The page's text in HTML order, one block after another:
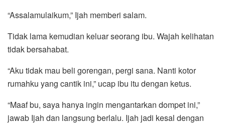
“Assalamulaikum,” Ijah memberi salam.
Tidak lama kemudian keluar seorang ibu. Wajah kelihatan
tidak bersahabat.
“Aku tidak mau beli gorengan, pergi sana. Nanti kotor
rumahku yang cantik ini,” ucap ibu itu dengan ketus.
“Maaf bu, saya hanya ingin mengantarkan dompet ini,”
jawab Ijah dan langsung berlalu. Ijah jadi kesal dengan